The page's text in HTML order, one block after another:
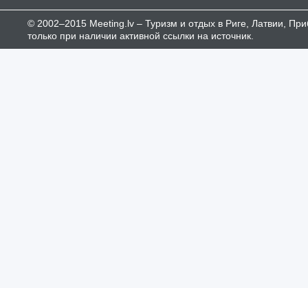
© 2002–2015 Meeting.lv – Туризм и отдых в Риге, Латвии,
только при наличии активной ссылки на источник.